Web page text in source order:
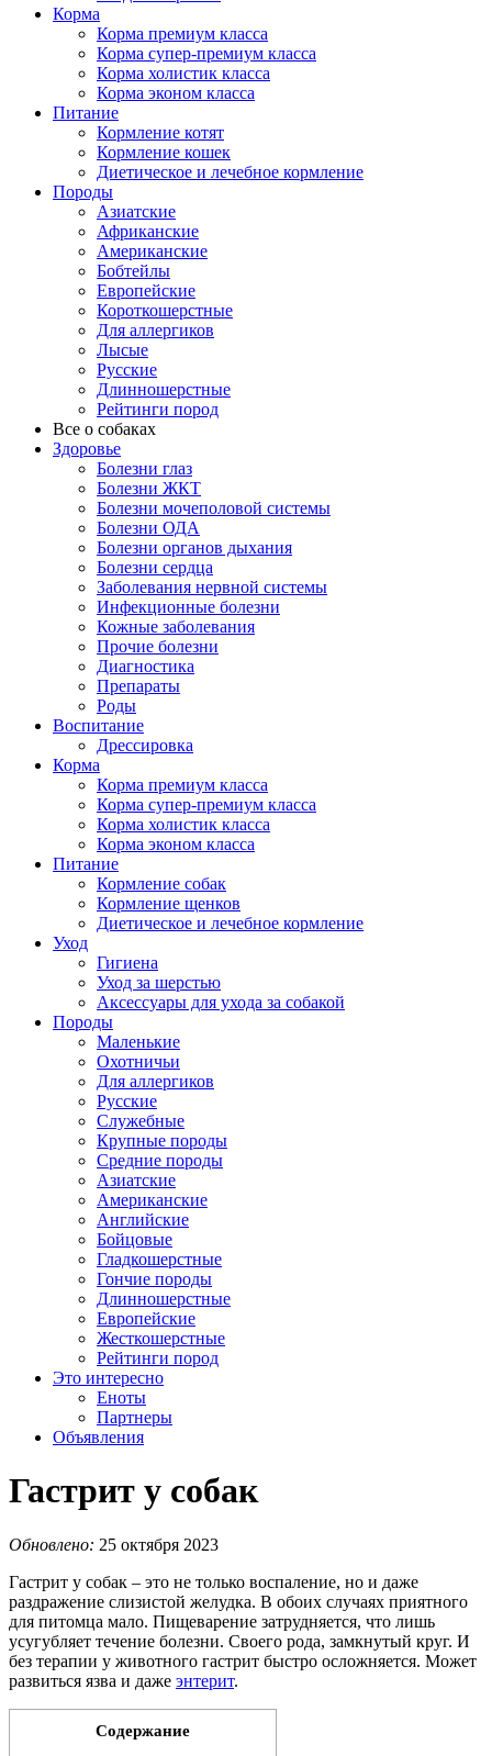
Корма
Корма премиум класса
Корма супер-премиум класса
Корма холистик класса
Корма эконом класса
Питание
Кормление котят
Кормление кошек
Диетическое и лечебное кормление
Породы
Азиатские
Африканские
Американские
Бобтейлы
Европейские
Короткошерстные
Для аллергиков
Лысые
Русские
Длинношерстные
Рейтинги пород
Все о собаках
Здоровье
Болезни глаз
Болезни ЖКТ
Болезни мочеполовой системы
Болезни ОДА
Болезни органов дыхания
Болезни сердца
Заболевания нервной системы
Инфекционные болезни
Кожные заболевания
Прочие болезни
Диагностика
Препараты
Роды
Воспитание
Дрессировка
Корма
Корма премиум класса
Корма супер-премиум класса
Корма холистик класса
Корма эконом класса
Питание
Кормление собак
Кормление щенков
Диетическое и лечебное кормление
Уход
Гигиена
Уход за шерстью
Аксессуары для ухода за собакой
Породы
Маленькие
Охотничьи
Для аллергиков
Русские
Служебные
Крупные породы
Средние породы
Азиатские
Американские
Английские
Бойцовые
Гладкошерстные
Гончие породы
Длинношерстные
Европейские
Жесткошерстные
Рейтинги пород
Это интересно
Еноты
Партнеры
Объявления
Гастрит у собак
Обновлено: 25 октября 2023
Гастрит у собак – это не только воспаление, но и даже
раздражение слизистой желудка. В обоих случаях приятного
для питомца мало. Пищеварение затрудняется, что лишь
усугубляет течение болезни. Своего рода, замкнутый круг. И
без терапии у животного гастрит быстро осложняется. Может
развиться язва и даже энтерит.
Содержание